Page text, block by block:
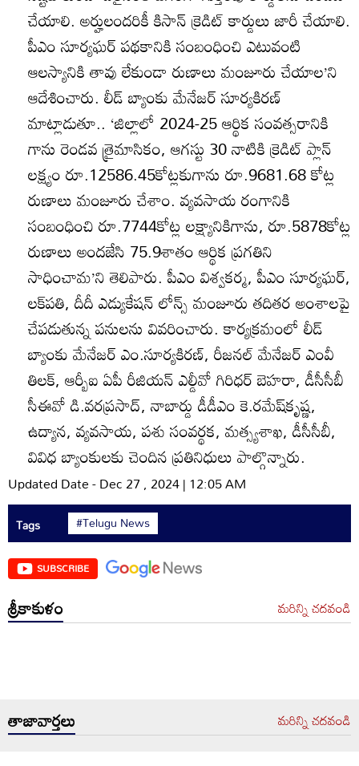
చేయాలి. అర్హులందరికీ కిసాన్‌ క్రెడిట్‌ కార్డులు జారీ చేయాలి.
పీఎం సూర్యఘర్‌ పథకానికి సంబంధించి ఎటువంటి
ఆలస్యానికి తావు లేకుండా రుణాలు మంజూరు చేయాల’ని
ఆదేశించారు. లీడ్‌ బ్యాంకు మేనేజర్‌ సూర్యకిరణ్‌
మాట్లాడుతూ.. ‘జిల్లాలో 2024-25 ఆర్థిక సంవత్సరానికి
గాను రెండవ త్రైమాసికం, ఆగస్టు 30 నాటికి క్రెడిట్‌ ప్లాన్‌
లక్ష్యం రూ.12586.45కోట్లకుగాను రూ.9681.68 కోట్ల
రుణాలు మంజూరు చేశాం. వ్యవసాయ రంగానికి
సంబంధించి రూ.7744కోట్ల లక్ష్యానికిగాను, రూ.5878కోట్ల
రుణాలు అందజేసి 75.9శాతం ఆర్థిక ప్రగతిని
సాధించామ’ని తెలిపారు. పీఎం విశ్వకర్మ, పీఎం సూర్యఘర్‌,
లక్‌పతి, దీదీ ఎడ్యుకేషన్‌ లోన్స్‌ మంజూరు తదితర అంశాలపై
చేపడుతున్న పనులను వివరించారు. కార్యక్రమంలో లీడ్‌
బ్యాంకు మేనేజర్‌ ఎం.సూర్యకిరణ్‌, రీజనల్‌ మేనేజర్‌ ఎంవీ
తిలక్‌, ఆర్బీఐ ఏపీ రీజియన్‌ ఎల్డీవో గిరిధర్‌ బెహరా, డీసీసీబీ
సీఈవో డి.వరప్రసాద్‌, నాబార్డు డీడీఎం కె.రమేష్‌కృష్ణ,
ఉద్యాన, వ్యవసాయ, పశు సంవర్థక, మత్స్యశాఖ, డీసీసీబీ,
వివిధ బ్యాంకులకు చెందిన ప్రతినిధులు పాల్గొన్నారు.
Updated Date - Dec 27 , 2024 | 12:05 AM
Tags #Telugu News
SUBSCRIBE
శ్రీకాకుళం మరిన్ని చదవండి
తాజావార్తలు మరిన్ని చదవండి